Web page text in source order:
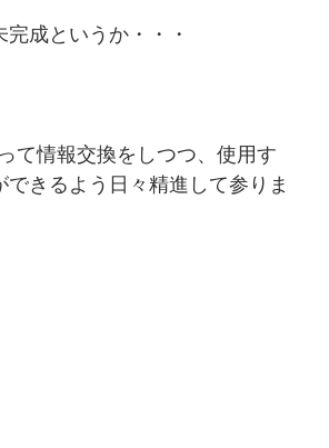
成というか・・・
て情報交換をしつつ、使用す
きるよう日々精進して参りま